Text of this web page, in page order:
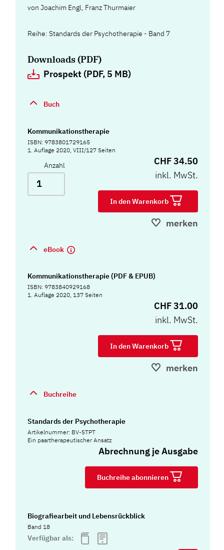
vonJoachim Engl, Franz Thurmaier
Reihe: Standards der Psychotherapie - Band 7
Downloads (PDF)
Prospekt (PDF, 5 MB)
Buch
Kommunikationstherapie
ISBN: 9783801729165
1. Auflage 2020, VIII/127 Seiten
Anzahl
CHF 34.50
inkl. MwSt.
In den Warenkorb
merken
eBook
Kommunikationstherapie (PDF & EPUB)
ISBN: 9783840929168
1. Auflage 2020, 137 Seiten
CHF 31.00
inkl. MwSt.
In den Warenkorb
merken
Buchreihe
Standards der Psychotherapie
Artikelnummer: BV-STPT
Ein paartherapeutischer Ansatz
Abrechnung je Ausgabe
Buchreihe abonnieren
Biografiearbeit und Lebensrückblick
Band 18
Verfügbar als: